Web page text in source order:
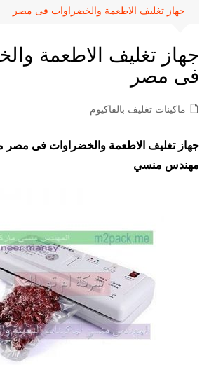
جهاز تغليف الاطعمة والخضراوات فى مصر
جهاز تغليف الاطعمة
فى مصر
ماكينات تغليف بالفاكيوم
جهاز تغليف الاطعمة والخضراوات فى مصر
مهندس منسي